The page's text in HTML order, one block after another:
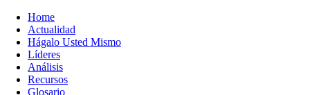
Home
Actualidad
Hágalo Usted Mismo
Líderes
Análisis
Recursos
Glosario